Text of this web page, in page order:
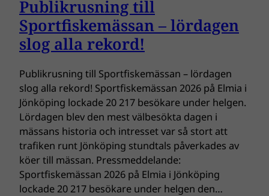
Publikrusning till
Sportfiskemässan – lördagen
slog alla rekord!
Publikrusning till Sportfiskemässan – lördagen
slog alla rekord! Sportfiskemässan 2026 på Elmia i
Jönköping lockade 20 217 besökare under helgen.
Lördagen blev den mest välbesökta dagen i
mässans historia och intresset var så stort att
trafiken runt Jönköping stundtals påverkades av
köer till mässan. Pressmeddelande:
Sportfiskemässan 2026 på Elmia i Jönköping
lockade 20 217 besökare under helgen den…